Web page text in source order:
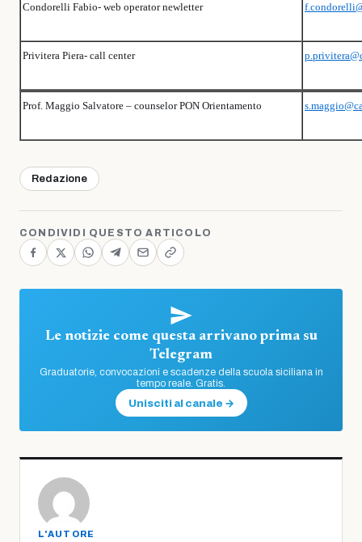
Condorelli Fabio- web operator newletter
Privitera Piera- call center
Prof. Maggio Salvatore – counselor PON Orientamento
Redazione
CONDIVIDI QUESTO ARTICOLO
Le notizie come questa arrivano prima su
Telegram
Graduatorie, convocazioni e scadenze della scuola siciliana in
tempo reale. Gratis.
Unisciti al canale →
L'AUTORE